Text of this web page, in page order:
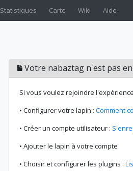
Statistiques Carte Wiki Aide
Votre nabaztag n'est pas
Si vous voulez rejoindre
• Configurer votre lapin : Comment
• Créer un compte utilisateur :
• Ajouter le lapin à votre compte
• Choisir et configurer les plugins :